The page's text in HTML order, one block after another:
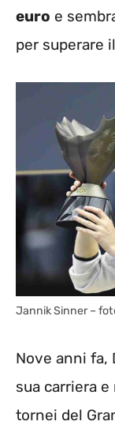
euro e
per superare
Jannik Sinner –
Nove anni fa,
sua carriera
tornei del